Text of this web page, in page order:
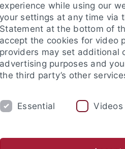
Fakultät
FORSCHUNG
experience while using our
your settings at any time via
Statement at the bottom of
accept the cookies for video
providers may set additional
advertising purposes and
the third party’s other
Essential Videos